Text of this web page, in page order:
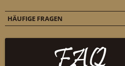
HÄUFIGE FRAGEN